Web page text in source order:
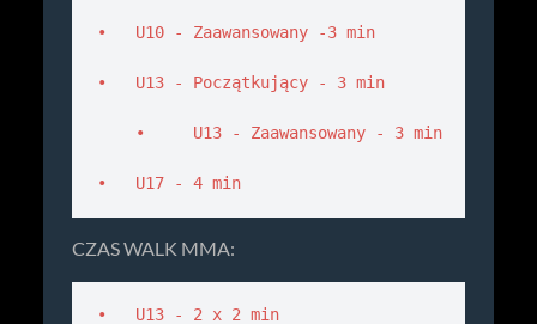
•   U10 - Zaawansowany -3 min
•   U13 - Początkujący - 3 min
    •     U13 - Zaawansowany - 3 min
•   U17 - 4 min
CZAS WALK MMA:
•   U13 - 2 x 2 min